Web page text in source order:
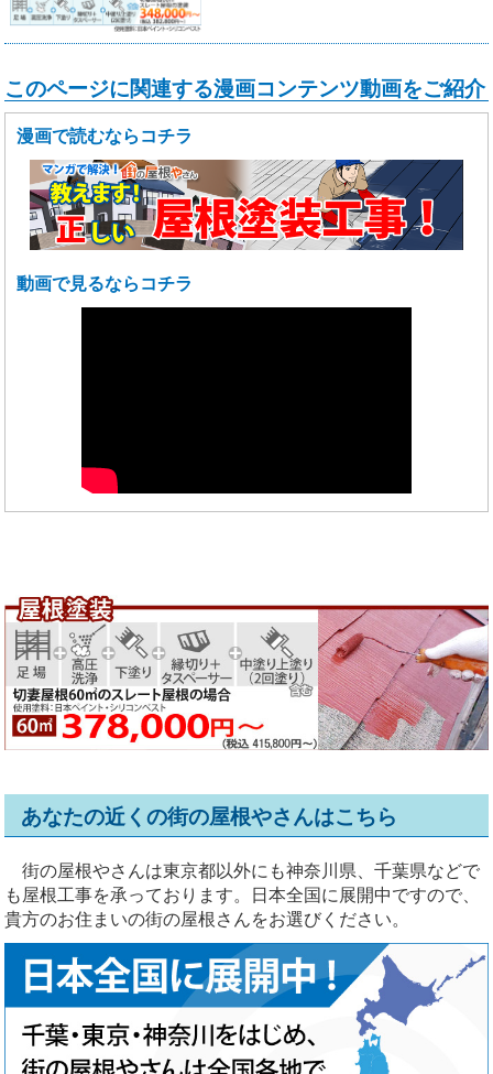
このページに関連する漫画コンテンツ動画をご紹介
漫画で読むならコチラ
動画で見るならコチラ
あなたの近くの街の屋根やさんはこちら
街の屋根やさんは東京都以外にも神奈川県、千葉県などで
も屋根工事を承っております。日本全国に展開中ですので、
貴方のお住まいの街の屋根さんをお選びください。